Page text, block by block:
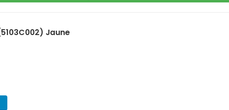
Jaune